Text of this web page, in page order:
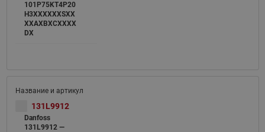
101P75KT4P20
H3XXXXXXSXX
XXAXBXCXXXX
DX
131L9912
Danfoss
131L9912 —